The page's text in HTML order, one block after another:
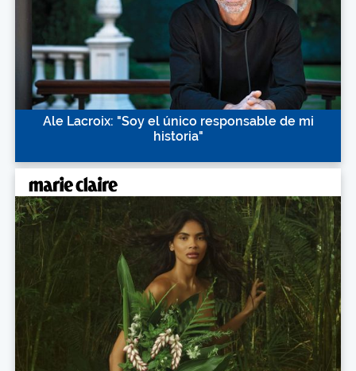
Ale Lacroix: "Soy el único responsable de mi
historia"